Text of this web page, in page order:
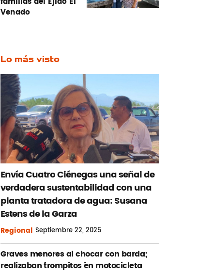
Venado
Lo más visto
Envía Cuatro Ciénegas una señal de
verdadera sustentabilidad con una
planta tratadora de agua: Susana
Estens de la Garza
Regional Septiembre22, 2025
Graves menores al chocar con barda;
realizaban ´trompitos ´en motocicleta